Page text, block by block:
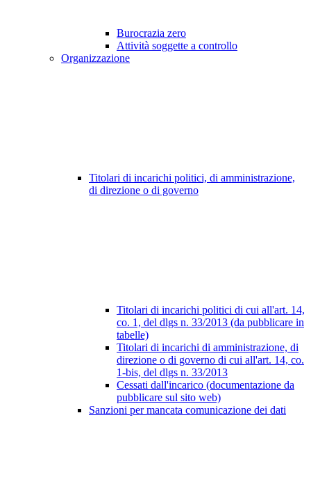
Burocrazia zero
Attività soggette a controllo
Organizzazione
Titolari di incarichi politici, di amministrazione,
di direzione o di governo
Titolari di incarichi politici di cui all'art. 14,
co. 1, del dlgs n. 33/2013 (da pubblicare in
tabelle)
Titolari di incarichi di amministrazione, di
direzione o di governo di cui all'art. 14, co.
1-bis, del dlgs n. 33/2013
Cessati dall'incarico (documentazione da
pubblicare sul sito web)
Sanzioni per mancata comunicazione dei dati